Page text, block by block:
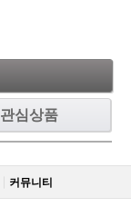
관심상품
커뮤니티